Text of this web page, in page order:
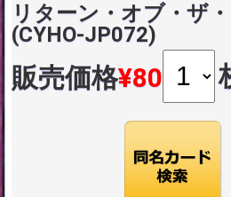
リターン・オブ・ザ
(CYHO-JP072)
販売価格¥80